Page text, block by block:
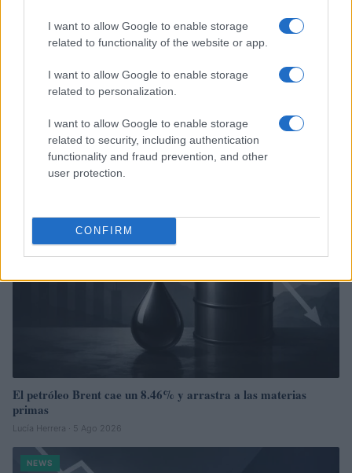
I want to allow Google to enable storage
related to functionality of the website or app.
I want to allow Google to enable storage
related to personalization.
I want to allow Google to enable storage
related to security, including authentication
functionality and fraud prevention, and other
user protection.
CONFIRM
Brent cae un 8.3% y arrastra a las materias primas en agosto
Lucía Herrera · 6 Ago 2026
NEWS
El petróleo Brent cae un 8.46% y arrastra a las materias
primas
Lucía Herrera · 5 Ago 2026
NEWS